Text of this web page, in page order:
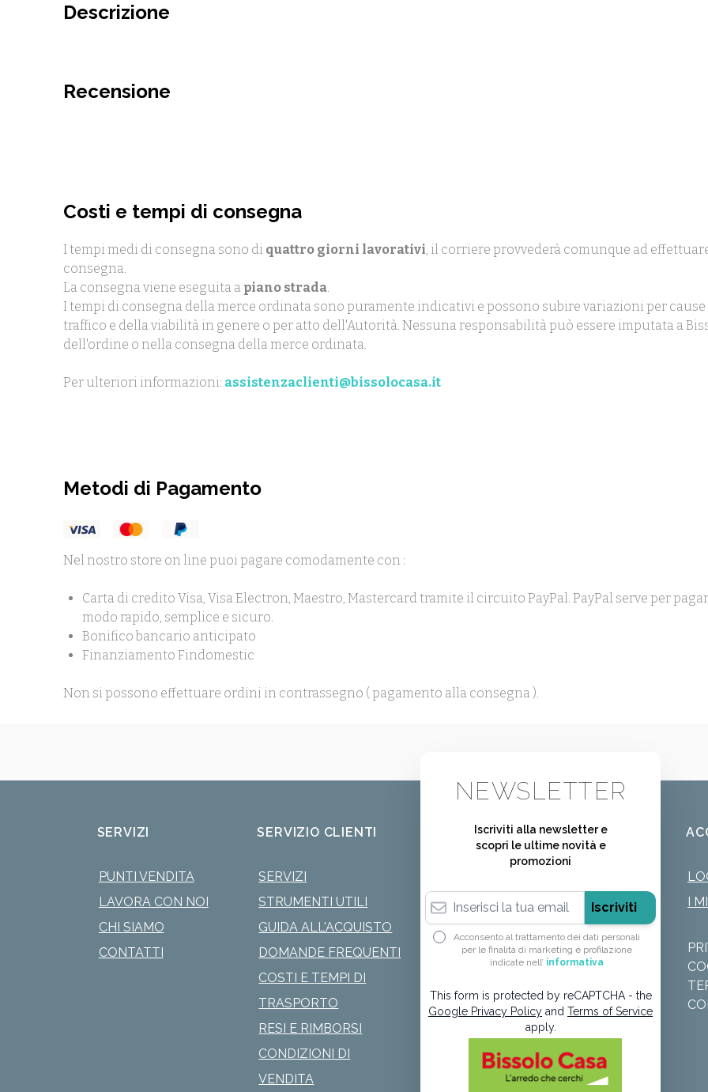
Descrizione
Recensione
Costi e tempi di consegna
I tempi medi di consegna sono di quattro giorni lavorativi, il corriere provvederà comunque ad
consegna.
La consegna viene eseguita a piano strada.
I tempi di consegna della merce ordinata sono puramente indicativi e possono subire variazioni per
traffico e della viabilità in genere o per atto dell'Autorità. Nessuna responsabilità può essere imputata a
dell'ordine o nella consegna della merce ordinata.
Per ulteriori informazioni: assistenzaclienti@bissolocasa.it
Metodi di Pagamento
Nel nostro store on line puoi pagare comodamente con :
Carta di credito Visa, Visa Electron, Maestro, Mastercard tramite il circuito PayPal. PayPal serve per
modo rapido, semplice e sicuro.
Bonifico bancario anticipato
Finanziamento Findomestic
Non si possono effettuare ordini in contrassegno ( pagamento alla consegna ).
SERVIZI
PUNTI VENDITA
LAVORA CON NOI
CHI SIAMO
CONTATTI
SERVIZIO CLIENTI
SERVIZI
STRUMENTI UTILI
GUIDA ALL'ACQUISTO
DOMANDE FREQUENTI
COSTI E TEMPI DI
TRASPORTO
RESI E RIMBORSI
CONDIZIONI DI
VENDITA
NEWSLETTER
Iscriviti alla newsletter e
scopri le ultime novità e
promozioni
Indirizzo email
Iscriviti
Acconsento al trattamento dei dati personali
per le finalità di marketing e profilazione
indicate nell’ informativa
This form is protected by reCAPTCHA - the
Google Privacy Policy and Terms of Service
apply.
I